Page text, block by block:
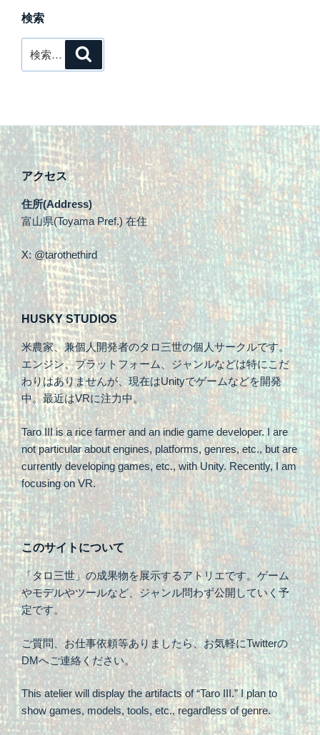
検索
索:
アクセス
住所(Address)
富山県(Toyama Pref.) 在住
X: @tarothethird
HUSKY STUDIOS
米農家、兼個人開発者のタロ三世の個人サークルです。
エンジン、プラットフォーム、ジャンルなどは特にこだ
わりはありませんが、現在はUnityでゲームなどを開発
中。最近はVRに注力中。
Taro III is a rice farmer and an indie game developer. I are
not particular about engines, platforms, genres, etc., but are
currently developing games, etc., with Unity. Recently, I am
focusing on VR.
このサイトについて
「タロ三世」の成果物を展示するアトリエです。ゲーム
やモデルやツールなど、ジャンル問わず公開していく予
定です。
ご質問、お仕事依頼等ありましたら、お気軽にTwitterの
DMへご連絡ください。
This atelier will display the artifacts of “Taro III.” I plan to
show games, models, tools, etc., regardless of genre.